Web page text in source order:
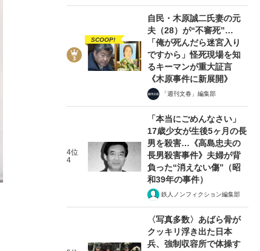
SCOOP!
自民・木原誠二氏妻の元
夫（28）が“不審死”…
「俺が死んだら迷宮入り
ですから」怪死現場を知
るキーマンが重大証言
《木原事件に新展開》
「週刊文春」編集部
4位
4
「本当にごめんなさい」
17歳少女が生後5ヶ月の長
男を殺害…《高島忠夫の
長男殺害事件》夫婦が背
負った“消えない傷”（昭
和39年の事件）
鉄人ノンフィクション編集部
〈写真多数〉あばら骨が
クッキリ浮き出た日本
兵、強制収容所で体操す